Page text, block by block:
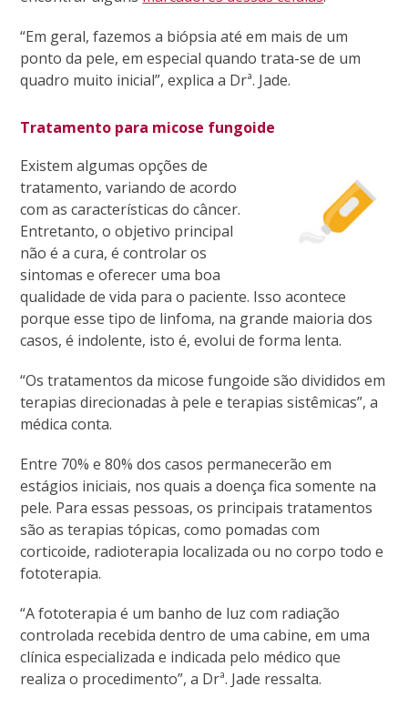
“Em geral, fazemos a biópsia até em mais de um
ponto da pele, em especial quando trata-se de um
quadro muito inicial”, explica a Drª. Jade.
Tratamento para micose fungoide
Existem algumas opções de
tratamento, variando de acordo
com as características do câncer.
Entretanto, o objetivo principal
não é a cura, é controlar os
sintomas e oferecer uma boa
qualidade de vida para o paciente. Isso acontece
porque esse tipo de linfoma, na grande maioria dos
casos, é indolente, isto é, evolui de forma lenta.
“Os tratamentos da micose fungoide são divididos em
terapias direcionadas à pele e terapias sistêmicas”, a
médica conta.
Entre 70% e 80% dos casos permanecerão em
estágios iniciais, nos quais a doença fica somente na
pele. Para essas pessoas, os principais tratamentos
são as terapias tópicas, como pomadas com
corticoide, radioterapia localizada ou no corpo todo e
fototerapia.
“A fototerapia é um banho de luz com radiação
controlada recebida dentro de uma cabine, em uma
clínica especializada e indicada pelo médico que
realiza o procedimento”, a Drª. Jade ressalta.